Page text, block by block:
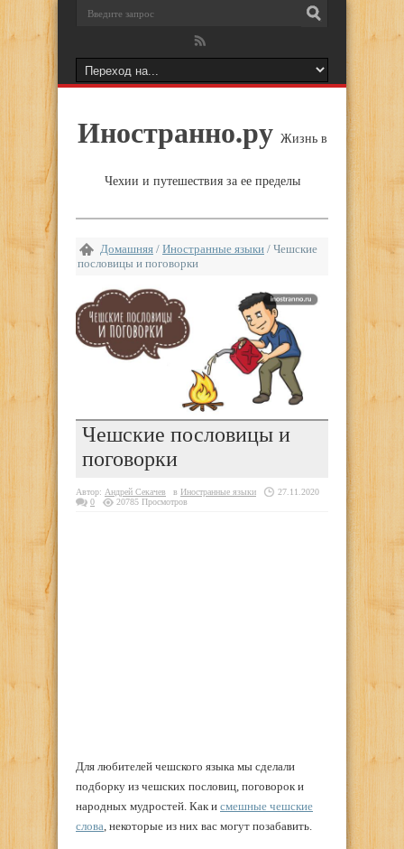
Иностранно.ру Жизнь в
Чехии и путешествия за ее пределы
Домашняя / Иностранные языки / Чешские
пословицы и поговорки
Чешские пословицы и
поговорки
Автор: Андрей Секачев в Иностранные языки
27.11.2020
0
20785 Просмотров
Для любителей чешского языка мы сделали
подборку из чешских пословиц, поговорок и
народных мудростей. Как и смешные чешские
слова , некоторые из них вас могут позабавить.